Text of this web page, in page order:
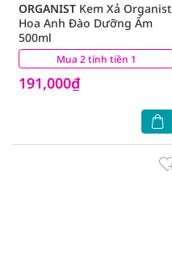
Mua 2 tính tiền 1
ORGANIST Kem Xả Organist
Hoa Anh Đào Dưỡng Ẩm
500ml
191,000₫
(2)